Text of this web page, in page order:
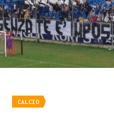
CALCIO